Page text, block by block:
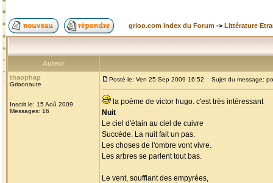
grioo.com Index du Forum -> Littérature
Auteur
thaophap
Grioonaute
Inscrit le: 15 Aoû 2009
Messages: 16
Posté le: Ven 25 Sep 2009 16:52 Sujet du message:
la poème de victor hugo. c'est très intéressant
Nuit
Le ciel d'étain au ciel de cuivre
Succède. La nuit fait un pas.
Les choses de l'ombre vont vivre.
Les arbres se parlent tout bas.
Le vent, soufflant des empyrées,